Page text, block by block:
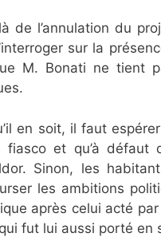
de l’annulation du
sur la
M. Bonati ne tient
en soit, il faut
fiasco et qu’à défaut
Sinon, les
les ambitions
après celui acté
fut lui aussi porté en